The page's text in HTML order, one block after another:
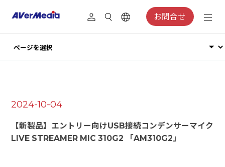
お問合せ
2024-10-04
【新製品】エントリー向けUSB接続コンデンサーマイク
LIVE STREAMER MIC 310G2 「AM310G2」